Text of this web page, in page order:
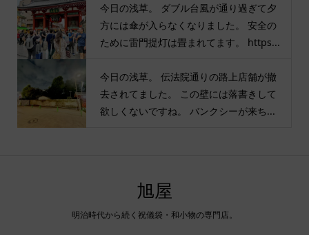
今日の浅草。 ダブル台風が通り過ぎて夕
方には傘が入らなくなりました。 安全の
ために雷門提灯は畳まれてます。 https...
今日の浅草。 伝法院通りの路上店舗が撤
去されてました。 この壁には落書きして
欲しくないですね。 バンクシーが来ち...
旭屋
明治時代から続く祝儀袋・和小物の専門店。